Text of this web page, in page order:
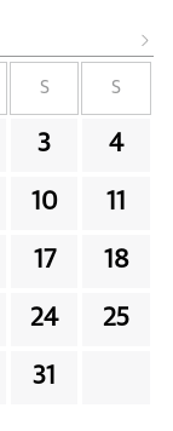
S S
3 4
10 11
17 18
24 25
31